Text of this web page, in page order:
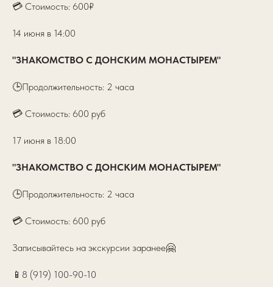
💳 Стоимость: 600₽
14 июня в 14:00
"ЗНАКОМСТВО С ДОНСКИМ МОНАСТЫРЕМ"
🕒Продолжительность: 2 часа
💳 Стоимость: 600 руб
17 июня в 18:00
"ЗНАКОМСТВО С ДОНСКИМ МОНАСТЫРЕМ"
🕒Продолжительность: 2 часа
💳 Стоимость: 600 руб
Записывайтесь на экскурсии заранее🤗
📱8 (919) 100-90-10